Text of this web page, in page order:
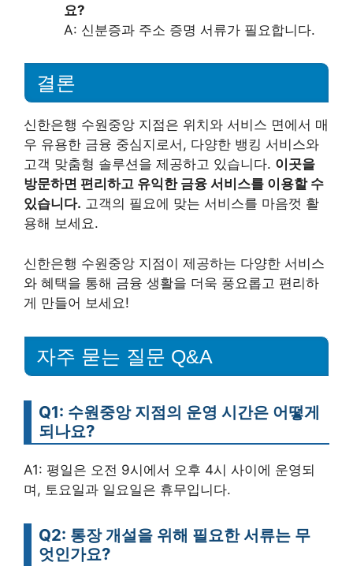
요?
A: 신분증과 주소 증명 서류가 필요합니다.
결론
신한은행 수원중앙 지점은 위치와 서비스 면에서 매
우 유용한 금융 중심지로서, 다양한 뱅킹 서비스와
고객 맞춤형 솔루션을 제공하고 있습니다. 이곳을
방문하면 편리하고 유익한 금융 서비스를 이용할 수
있습니다. 고객의 필요에 맞는 서비스를 마음껏 활
용해 보세요.
신한은행 수원중앙 지점이 제공하는 다양한 서비스
와 혜택을 통해 금융 생활을 더욱 풍요롭고 편리하
게 만들어 보세요!
자주 묻는 질문 Q&A
Q1: 수원중앙 지점의 운영 시간은 어떻게
되나요?
A1: 평일은 오전 9시에서 오후 4시 사이에 운영되
며, 토요일과 일요일은 휴무입니다.
Q2: 통장 개설을 위해 필요한 서류는 무
엇인가요?